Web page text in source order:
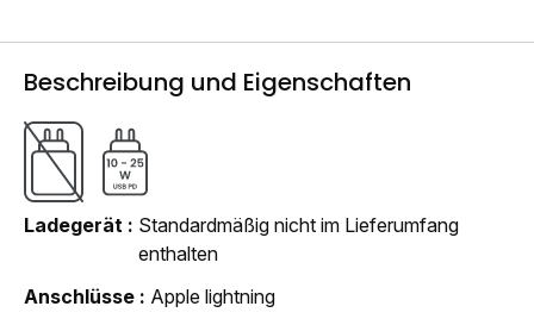
Beschreibung und Eigenschaften
Ladegerät
Standardmäßig nicht im Lieferumfang
enthalten
Anschlüsse
Apple lightning